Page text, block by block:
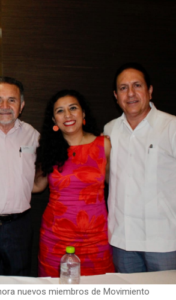
nuevos miembros de Movimiento